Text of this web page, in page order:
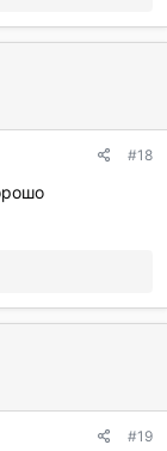
#18
#19